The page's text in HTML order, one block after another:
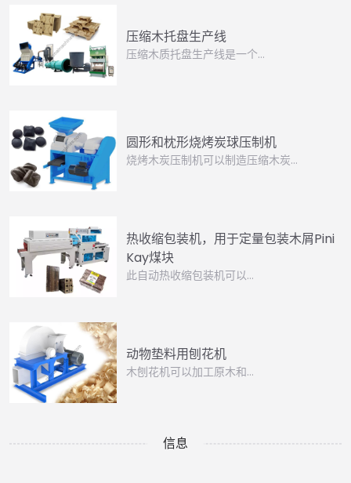
压缩木托盘生产线
压缩木质托盘生产线是一个…
圆形和枕形烧烤炭球压制机
烧烤木炭压制机可以制造压缩木炭…
热收缩包装机，用于定量包装木屑Pini
Kay煤块
此自动热收缩包装机可以…
动物垫料用刨花机
木刨花机可以加工原木和…
信息